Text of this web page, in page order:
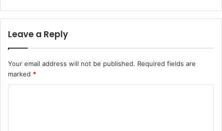
Leave a Reply
Your email address will not be published. Required fields are
marked *